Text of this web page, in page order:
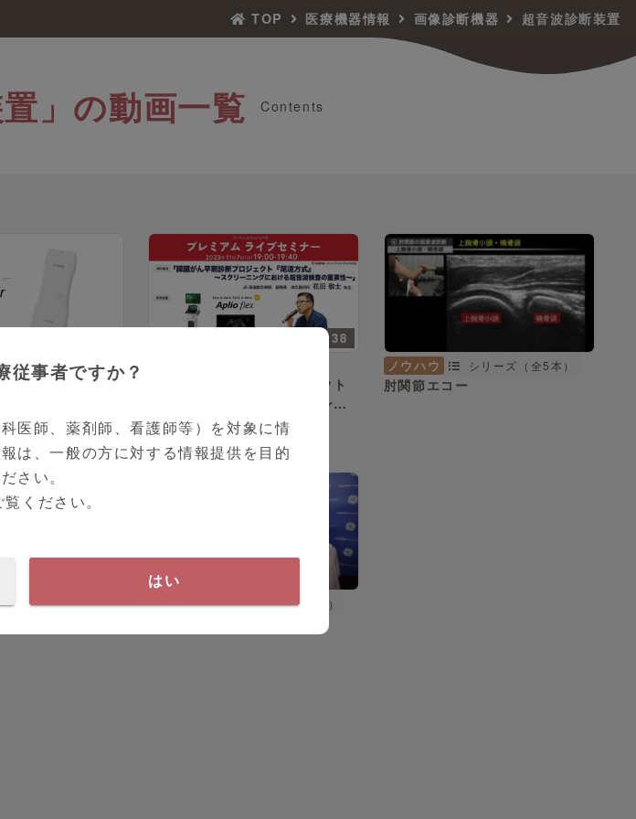
TOP 医療機器情報 画像診断機器 超音波診断装置
」の動画一覧 Contents
紹介
43:38
膵臓がん早期診断プロジェクト
「尾道方式」〜スクリーニング
における超音波検査の重要性〜
ノウハウ シリーズ（全5本）
肘関節エコー
ノウハウ シリーズ（全0本）
従事者ですか？
医師、薬剤師、看護師等）を対象に情
は、一般の方に対する情報提供を目的
さい。
覧ください。
はい